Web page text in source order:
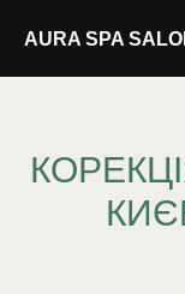
AURA SPA